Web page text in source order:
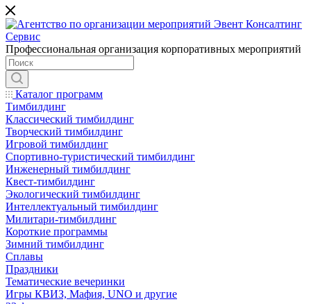
Профессиональная организация корпоративных мероприятий
Каталог программ
Тимбилдинг
Классический тимбилдинг
Творческий тимбилдинг
Игровой тимбилдинг
Спортивно-туристический тимбилдинг
Инженерный тимбилдинг
Квест-тимбилдинг
Экологический тимбилдинг
Интеллектуальный тимбилдинг
Милитари-тимбилдинг
Короткие программы
Зимний тимбилдинг
Сплавы
Праздники
Тематические вечеринки
Игры КВИЗ, Мафия, UNO и другие